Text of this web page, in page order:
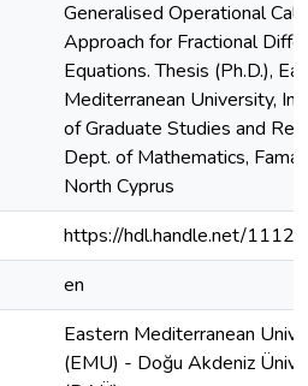
Generalised Operational
Approach for Fractional
Equations. Thesis (Ph.D.),
Mediterranean University,
of Graduate Studies and
Dept. of Mathematics,
North Cyprus
https://hdl.handle.net/
en
Eastern Mediterranean
(EMU) - Doğu Akdeniz